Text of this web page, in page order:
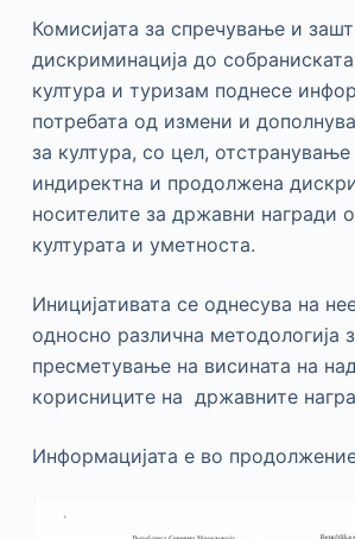
Комисијата за спречување и
дискриминација до
култура и туризам поднесе
потребата од измени и
за култура, со цел,
индиректна и продолжена
носителите за државни награди
културата и уметноста.
Иницијативата се однесува на
односно различна методологија
пресметување на висината на
корисниците на државните
Информацијата е во